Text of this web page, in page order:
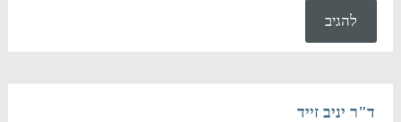
ד"ר יניב זייד